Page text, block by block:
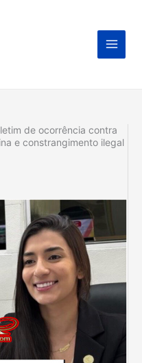
de ocorrência contra
e constrangimento ilegal